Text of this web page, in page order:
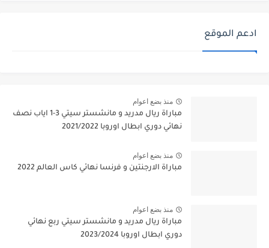
ادعم الموقع
منذ بضع اعوام
مباراة ريال مدريد و مانشستر سيتي 3-1 اياب نصف
نهائي دوري ابطال اوروبا 2021/2022
منذ بضع اعوام
مباراة الارجنتين و فرنسا نهائي كاس العالم 2022
منذ بضع اعوام
مباراة ريال مدريد و مانشستر سيتي ربع نهائي
دوري ابطال اوروبا 2023/2024